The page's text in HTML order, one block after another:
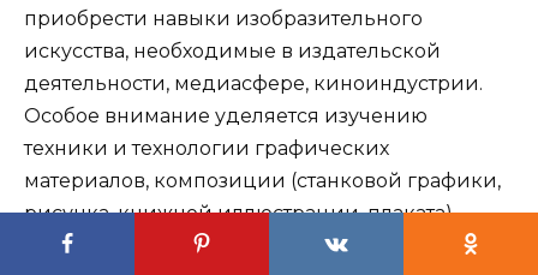
приобрести навыки изобразительного
искусства, необходимые в издательской
деятельности, медиасфере, киноиндустрии.
Особое внимание уделяется изучению
техники и технологии графических
материалов, композиции (станковой графики,
рисунка, книжной иллюстрации, плаката),
пластической анатомии, графического